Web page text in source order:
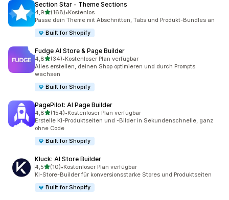
Section Star ‑ Theme Sections
4,9von 5 Sternen
(168)
168 Rezensionen insgesamt
•Kostenlos
Passe dein Theme mit Abschnitten, Tabs und Produkt-Bundles an
Built for Shopify
Fudge AI Store & Page Builder
4,8von 5 Sternen
(34)
34 Rezensionen insgesamt
•Kostenloser Plan verfügbar
Alles erstellen, deinen Shop optimieren und durch Prompts
wachsen
Built for Shopify
PagePilot: AI Page Builder
4,8von 5 Sternen
(154)
154 Rezensionen insgesamt
•Kostenloser Plan verfügbar
Erstelle KI-Produktseiten und -Bilder in Sekundenschnelle, ganz
ohne Code
Built for Shopify
Kluck: AI Store Builder
4,5von 5 Sternen
(10)
10 Rezensionen insgesamt
•Kostenloser Plan verfügbar
KI-Store-Builder für konversionsstarke Stores und Produktseiten
Built for Shopify